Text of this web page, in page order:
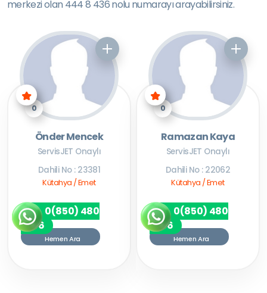
merkezi olan 444 8 436 nolu numarayı arayabilirsiniz.
0
Önder Mencek
ServisJET Onaylı
Dahili No : 23381
Kütahya / Emet
0(850) 480
7256
Hemen Ara
0
Ramazan Kaya
ServisJET Onaylı
Dahili No : 22062
Kütahya / Emet
0(850) 480
7256
Hemen Ara